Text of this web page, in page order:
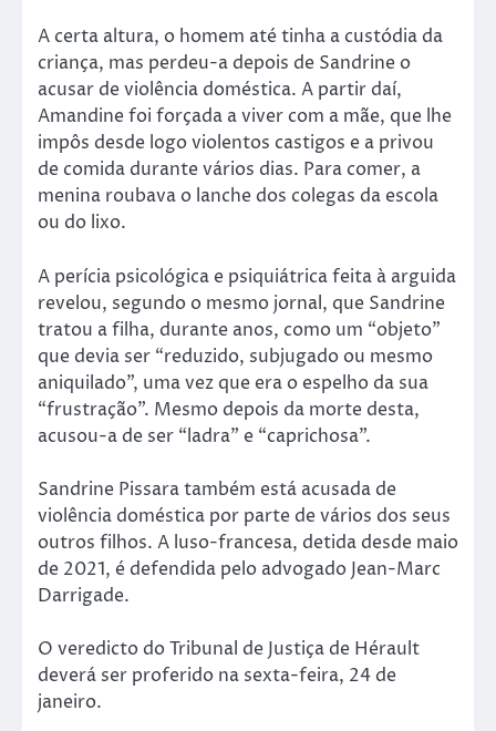
A certa altura, o homem até tinha a custódia da
criança, mas perdeu-a depois de Sandrine o
acusar de violência doméstica. A partir daí,
Amandine foi forçada a viver com a mãe, que lhe
impôs desde logo violentos castigos e a privou
de comida durante vários dias. Para comer, a
menina roubava o lanche dos colegas da escola
ou do lixo.
A perícia psicológica e psiquiátrica feita à arguida
revelou, segundo o mesmo jornal, que Sandrine
tratou a filha, durante anos, como um “objeto”
que devia ser “reduzido, subjugado ou mesmo
aniquilado”, uma vez que era o espelho da sua
“frustração”. Mesmo depois da morte desta,
acusou-a de ser “ladra” e “caprichosa”.
Sandrine Pissara também está acusada de
violência doméstica por parte de vários dos seus
outros filhos. A luso-francesa, detida desde maio
de 2021, é defendida pelo advogado Jean-Marc
Darrigade.
O veredicto do Tribunal de Justiça de Hérault
deverá ser proferido na sexta-feira, 24 de
janeiro.